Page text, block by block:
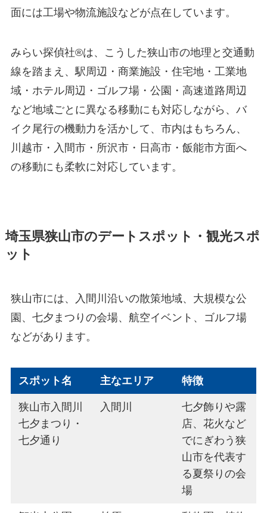
面には工場や物流施設などが点在しています。
みらい探偵社®︎は、こうした狭山市の地理と交通動
線を踏まえ、駅周辺・商業施設・住宅地・工業地
域・ホテル周辺・ゴルフ場・公園・高速道路周辺
など地域ごとに異なる移動にも対応しながら、バ
イク尾行の機動力を活かして、市内はもちろん、
川越市・入間市・所沢市・日高市・飯能市方面へ
の移動にも柔軟に対応しています。
埼玉県狭山市のデートスポット・観光スポ
ット
狭山市には、入間川沿いの散策地域、大規模な公
園、七夕まつりの会場、航空イベント、ゴルフ場
などがあります。
スポット名 主なエリア 特徴
狭山市入間川
七夕まつり・
七夕通り
入間川
七夕飾りや露
店、花火など
でにぎわう狭
山市を代表す
る夏祭りの会
場